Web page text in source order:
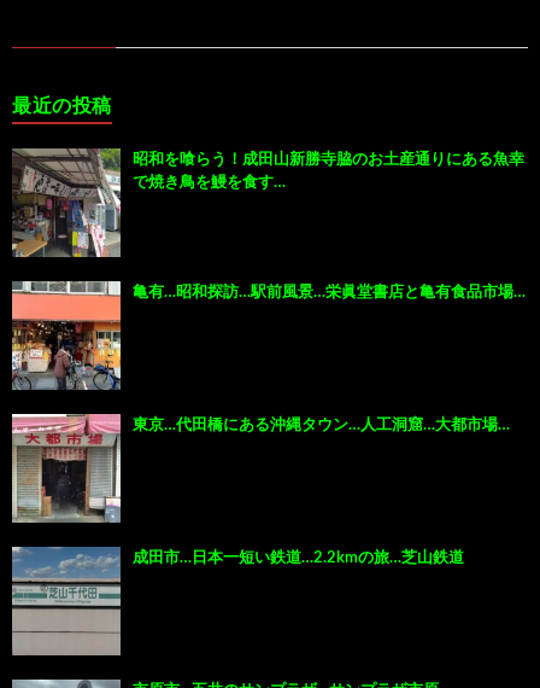
最近の投稿
昭和を喰らう！成田山新勝寺脇のお土産通りにある魚幸
で焼き鳥を鰻を食す…
亀有…昭和探訪…駅前風景…栄眞堂書店と亀有食品市場…
東京…代田橋にある沖縄タウン…人工洞窟…大都市場…
成田市…日本一短い鉄道…2.2kmの旅…芝山鉄道